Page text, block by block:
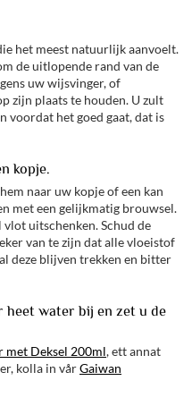
het meest natuurlijk aanvoelt.
de uitlopende rand van de
uw wijsvinger, of
zijn plaats te houden. U zult
voordat het goed gaat, dat is
kopje.
naar uw kopje of een kan
met een gelijkmatig brouwsel.
uitschenken. Schud de
van te zijn dat alle vloeistof
deze blijven trekken en bitter
heet water bij en zet u de
met Deksel 200ml, ett annat
kolla in vårGaiwan